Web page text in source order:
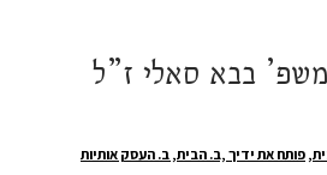
בבא סאלי ז”ל
, פותח את ידיך ,ב. הבית, ב. העסק אותיות